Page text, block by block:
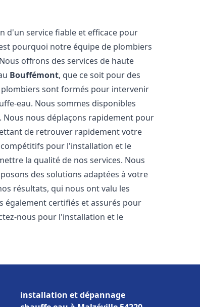
d'un service fiable et efficace pour
pourquoi notre équipe de plombiers
offrons des services de haute
Bouffémont, que ce soit pour des
sont formés pour intervenir
eau. Nous sommes disponibles
nous déplaçons rapidement pour
de retrouver rapidement votre
pour l'installation et le
la qualité de nos services. Nous
des solutions adaptées à votre
résultats, qui nous ont valu les
également certifiés et assurés pour
nous pour l'installation et le
installation et dépannage